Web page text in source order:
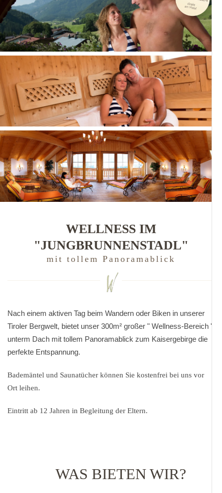
WELLNESS IM
"JUNGBRUNNENSTADL"
mit tollem Panoramablick
Nach einem aktiven Tag beim Wandern oder Biken in unserer
Tiroler Bergwelt, bietet unser 300m² großer " Wellness-Bereich "
unterm Dach mit tollem Panoramablick zum Kaisergebirge die
perfekte Entspannung.
Bademäntel und Saunatücher können Sie kostenfrei bei uns vor
Ort leihen.
Eintritt ab 12 Jahren in Begleitung der Eltern.
WAS BIETEN WIR?